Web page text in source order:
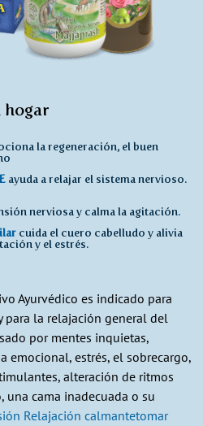
hogar
la regeneración, el buen
ayuda a relajar el sistema nervioso.
nerviosa y calma la agitación.
cuida el cuero cabelludo y alivia
y el estrés.
Ayurvédico es indicado para
la relajación general del
por mentes inquietas,
emocional, estrés, el sobrecargo,
alteración de ritmos
cama inadecuada o su
Relajación calmantetomar